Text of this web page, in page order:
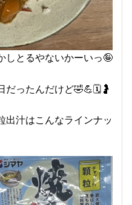
しとるやないかーいっ🤪
だったんだけど🤣💪🗓️🤰
出汁はこんなラインナッ